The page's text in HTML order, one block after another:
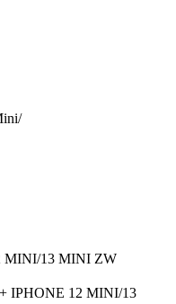
MINI/13 MINI ZW
IPHONE 12 MINI/13